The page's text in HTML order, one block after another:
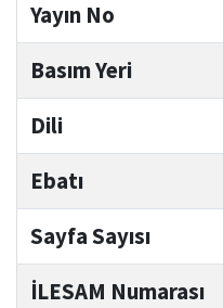
Yayın No
Basım Yeri
Dili
Ebatı
Sayfa Sayısı
İLESAM Numarası